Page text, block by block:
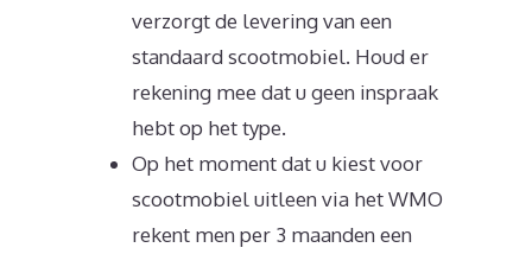
verzorgt de levering van een
standaard scootmobiel. Houd er
rekening mee dat u geen inspraak
hebt op het type.
Op het moment dat u kiest voor
scootmobiel uitleen via het WMO
rekent men per 3 maanden een